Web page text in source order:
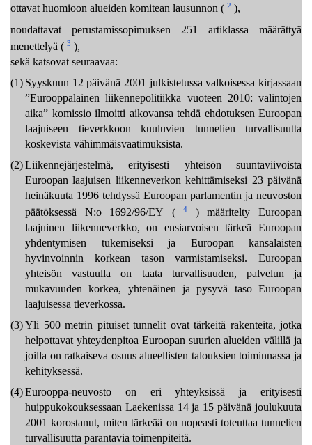
ottavat huomioon alueiden komitean lausunnon ( 2 ),
noudattavat perustamissopimuksen 251 artiklassa määrättyä
menettelyä ( 3 ),
sekä katsovat seuraavaa:
(1) Syyskuun 12 päivänä 2001 julkistetussa valkoisessa kirjassaan
”Eurooppalainen liikennepolitiikka vuoteen 2010: valintojen
aika” komissio ilmoitti aikovansa tehdä ehdotuksen Euroopan
laajuiseen tieverkkoon kuuluvien tunnelien turvallisuutta
koskevista vähimmäisvaatimuksista.
(2)Liikennejärjestelmä, erityisesti yhteisön suuntaviivoista
Euroopan laajuisen liikenneverkon kehittämiseksi 23 päivänä
heinäkuuta 1996 tehdyssä Euroopan parlamentin ja neuvoston
päätöksessä N:o 1692/96/EY (
4
) määritelty Euroopan
laajuinen liikenneverkko, on ensiarvoisen tärkeä Euroopan
yhdentymisen tukemiseksi ja Euroopan kansalaisten
hyvinvoinnin korkean tason varmistamiseksi. Euroopan
yhteisön vastuulla on taata turvallisuuden, palvelun ja
mukavuuden korkea, yhtenäinen ja pysyvä taso Euroopan
laajuisessa tieverkossa.
(3)Yli 500 metrin pituiset tunnelit ovat tärkeitä rakenteita, jotka
helpottavat yhteydenpitoa Euroopan suurien alueiden välillä ja
joilla on ratkaiseva osuus alueellisten talouksien toiminnassa ja
kehityksessä.
(4)Eurooppa-neuvosto on eri yhteyksissä ja erityisesti
huippukokouksessaan Laekenissa 14 ja 15 päivänä joulukuuta
2001 korostanut, miten tärkeää on nopeasti toteuttaa tunnelien
turvallisuutta parantavia toimenpiteitä.